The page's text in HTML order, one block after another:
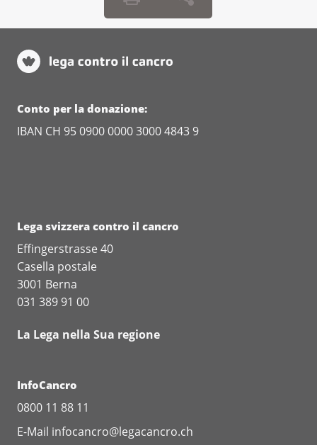
Conto per la donazione:
IBAN CH 95 0900 0000 3000 4843 9
Lega svizzera contro il cancro
Effingerstrasse 40
Casella postale
3001 Berna
031 389 91 00
La Lega nella Sua regione
InfoCancro
0800 11 88 11
E-Mail infocancro@legacancro.ch